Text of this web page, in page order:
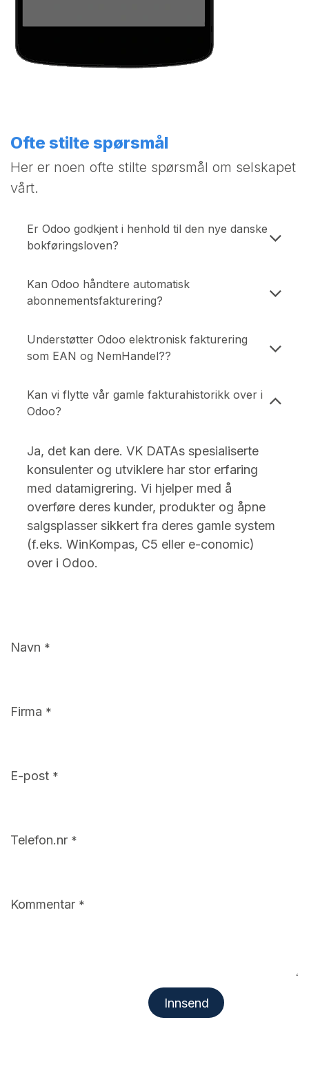
Ofte stilte spørsmål
Her er noen ofte stilte spørsmål om selskapet
vårt.
Er Odoo godkjent i henhold til den nye danske
bokføringsloven?
Kan Odoo håndtere automatisk
abonnementsfakturering?
Understøtter Odoo elektronisk fakturering
som EAN og NemHandel??
Kan vi flytte vår gamle fakturahistorikk over i
Odoo?
Ja, det kan dere. VK DATAs spesialiserte
konsulenter og utviklere har stor erfaring
med datamigrering. Vi hjelper med å
overføre deres kunder, produkter og åpne
salgsplasser sikkert fra deres gamle system
(f.eks. WinKompas, C5 eller e-conomic)
over i Odoo.
Navn *
Firma *
E-post *
Telefon.nr *
Kommentar *
Innsend